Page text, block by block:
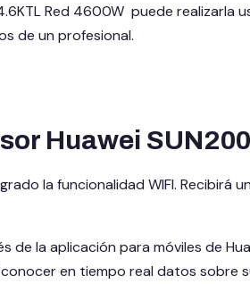
Red 4600W puede realizarla
de un profesional.
Huawei
la funcionalidad WIFI. Recibirá
de la aplicación para móviles de
en tiempo real datos sobre